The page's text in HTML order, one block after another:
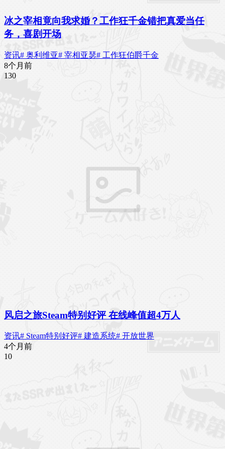
冰之宰相竟向我求婚？工作狂千金错把真爱当任
务，喜剧开场
资讯# 奥利维亚# 宰相亚瑟# 工作狂伯爵千金
8个月前
130
风启之旅Steam特别好评 在线峰值超4万人
资讯# Steam特别好评# 建造系统# 开放世界
4个月前
10